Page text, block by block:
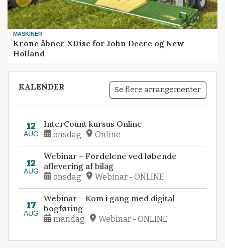
MASKINER
Krone åbner XDisc for John Deere og New
Holland
KALENDER Se flere arrangementer
12
AUG
InterCount kursus Online
onsdag Online
12
AUG
Webinar – Fordelene ved løbende
aflevering af bilag
onsdag Webinar - ONLINE
17
AUG
Webinar – Kom i gang med digital
bogføring
mandag Webinar - ONLINE